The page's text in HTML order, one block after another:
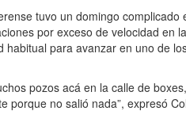
tuvo un domingo
por exceso de velocidad en
habitual para avanzar en uno de
pozos acá en la calle de
porque no salió nada”, expresó